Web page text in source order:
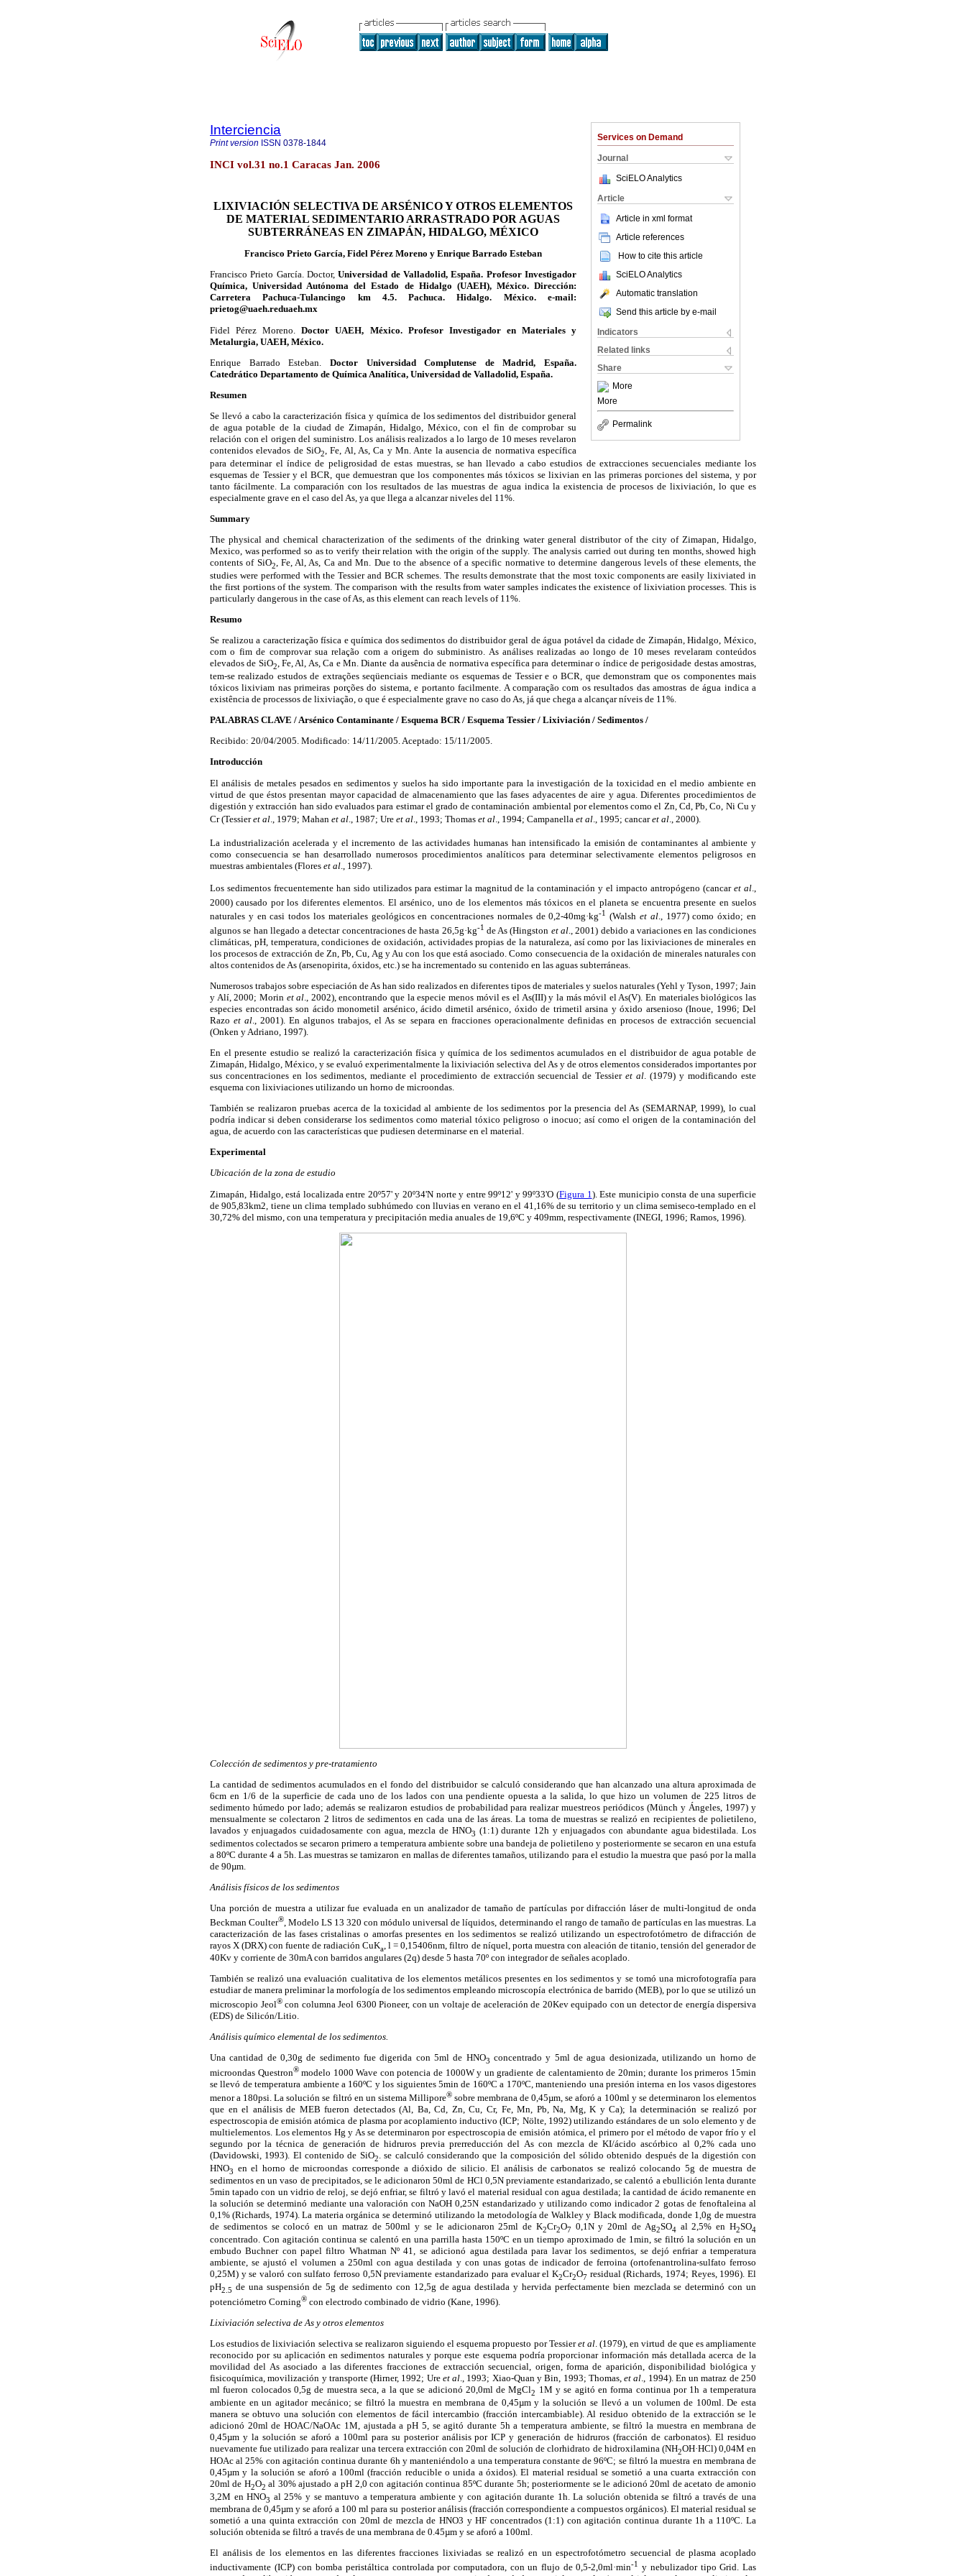
Services on Demand
Journal
SciELO Analytics
Article
Article in xml format
Article references
How to cite this article
SciELO Analytics
Automatic translation
Send this article by e-mail
Indicators
Related links
Share
More
More
Permalink
Interciencia
Print version ISSN 0378-1844
INCI vol.31 no.1 Caracas Jan. 2006
LIXIVIACIÓN SELECTIVA DE ARSÉNICO Y OTROS ELEMENTOS
DE MATERIAL SEDIMENTARIO ARRASTRADO POR AGUAS
SUBTERRÁNEAS EN ZIMAPÁN, HIDALGO, MÉXICO
Francisco Prieto García, Fidel Pérez Moreno y Enrique Barrado Esteban
Francisco Prieto García. Doctor,Universidad de Valladolid, España. Profesor Investigador
Química, Universidad Autónoma del Estado de Hidalgo (UAEH), México. Dirección:
Carretera Pachuca-Tulancingo km 4.5. Pachuca. Hidalgo. México. e-mail:
prietog@uaeh.reduaeh.mx
Fidel Pérez Moreno.Doctor UAEH, México. Profesor Investigador en Materiales y
Metalurgia, UAEH, México.
Enrique Barrado Esteban. Doctor Universidad Complutense de Madrid, España.
Catedrático Departamento de Química Analítica, Universidad de Valladolid, España.
Resumen
Se llevó a cabo la caracterización física y química de los sedimentos del distribuidor general
de agua potable de la ciudad de Zimapán, Hidalgo, México, con el fin de comprobar su
relación con el origen del suministro. Los análisis realizados a lo largo de 10 meses revelaron
contenidos elevados de SiO2, Fe, Al, As, Ca y Mn. Ante la ausencia de normativa específica
para determinar el índice de peligrosidad de estas muestras, se han llevado a cabo estudios de extracciones secuenciales mediante los
esquemas de Tessier y el BCR, que demuestran que los componentes más tóxicos se lixivian en las primeras porciones del sistema, y por
tanto fácilmente. La comparación con los resultados de las muestras de agua indica la existencia de procesos de lixiviación, lo que es
especialmente grave en el caso del As, ya que llega a alcanzar niveles del 11%.
Summary
The physical and chemical characterization of the sediments of the drinking water general distributor of the city of Zimapan, Hidalgo,
Mexico, was performed so as to verify their relation with the origin of the supply. The analysis carried out during ten months, showed high
contents of SiO2, Fe, Al, As, Ca and Mn. Due to the absence of a specific normative to determine dangerous levels of these elements, the
studies were performed with the Tessier and BCR schemes. The results demonstrate that the most toxic components are easily lixiviated in
the first portions of the system. The comparison with the results from water samples indicates the existence of lixiviation processes. This is
particularly dangerous in the case of As, as this element can reach levels of 11%.
Resumo
Se realizou a caracterização física e química dos sedimentos do distribuidor geral de água potável da cidade de Zimapán, Hidalgo, México,
com o fim de comprovar sua relação com a origem do subministro. As análises realizadas ao longo de 10 meses revelaram conteúdos
elevados de SiO2, Fe, Al, As, Ca e Mn. Diante da ausência de normativa específica para determinar o índice de perigosidade destas amostras,
tem-se realizado estudos de extrações seqüenciais mediante os esquemas de Tessier e o BCR, que demonstram que os componentes mais
tóxicos lixiviam nas primeiras porções do sistema, e portanto facilmente. A comparação com os resultados das amostras de água indica a
existência de processos de lixiviação, o que é especialmente grave no caso do As, já que chega a alcançar níveis de 11%.
PALABRAS CLAVE / Arsénico Contaminante / Esquema BCR / Esquema Tessier / Lixiviación / Sedimentos /
Recibido: 20/04/2005. Modificado: 14/11/2005. Aceptado: 15/11/2005.
Introducción
El análisis de metales pesados en sedimentos y suelos ha sido importante para la investigación de la toxicidad en el medio ambiente en
virtud de que éstos presentan mayor capacidad de almacenamiento que las fases adyacentes de aire y agua. Diferentes procedimientos de
digestión y extracción han sido evaluados para estimar el grado de contaminación ambiental por elementos como el Zn, Cd, Pb, Co, Ni Cu y
Cr (Tessieret al ., 1979; Mahan et al ., 1987; Ure et al ., 1993; Thomas et al ., 1994; Campanella et al ., 1995; cancaret al ., 2000).
La industrialización acelerada y el incremento de las actividades humanas han intensificado la emisión de contaminantes al ambiente y
como consecuencia se han desarrollado numerosos procedimientos analíticos para determinar selectivamente elementos peligrosos en
muestras ambientales (Flores et al ., 1997).
Los sedimentos frecuentemente han sido utilizados para estimar la magnitud de la contaminación y el impacto antropógeno (cancaret al
2000) causado por los diferentes elementos. El arsénico, uno de los elementos más tóxicos en el planeta se encuentra presente en suelos
naturales y en casi todos los materiales geológicos en concentraciones normales de 0,2-40mg·kg-1 (Walshet al., 1977) como óxido; en
algunos se han llegado a detectar concentraciones de hasta 26,5g·kg-1 de As (Hingston et al ., 2001) debido a variaciones en las condiciones
climáticas, pH, temperatura, condiciones de oxidación, actividades propias de la naturaleza, así como por las lixiviaciones de minerales en
los procesos de extracción de Zn, Pb, Cu, Ag y Au con los que está asociado. Como consecuencia de la oxidación de minerales naturales con
altos contenidos de As (arsenopirita, óxidos, etc.) se ha incrementado su contenido en las aguas subterráneas.
Numerosos trabajos sobre especiación de As han sido realizados en diferentes tipos de materiales y suelos naturales (Yehl y Tyson, 1997; Jain
y Alí, 2000; Morin et al ., 2002), encontrando que la especie menos móvil es el As(III) y la más móvil el As(V). En materiales biológicos las
especies encontradas son ácido monometil arsénico, ácido dimetil arsénico, óxido de trimetil arsina y óxido arsenioso (Inoue, 1996; Del
Razoet al ., 2001). En algunos trabajos, el As se separa en fracciones operacionalmente definidas en procesos de extracción secuencial
(Onken y Adriano, 1997).
En el presente estudio se realizó la caracterización física y química de los sedimentos acumulados en el distribuidor de agua potable de
Zimapán, Hidalgo, México, y se evaluó experimentalmente la lixiviación selectiva del As y de otros elementos considerados importantes por
sus concentraciones en los sedimentos, mediante el procedimiento de extracción secuencial de Tessieret al . (1979) y modificando este
esquema con lixiviaciones utilizando un horno de microondas.
También se realizaron pruebas acerca de la toxicidad al ambiente de los sedimentos por la presencia del As (SEMARNAP, 1999), lo cual
podría indicar si deben considerarse los sedimentos como material tóxico peligroso o inocuo; así como el origen de la contaminación del
agua, de acuerdo con las características que pudiesen determinarse en el material.
Experimental
Ubicación de la zona de estudio
Zimapán, Hidalgo, está localizada entre 20º57' y 20º34'N norte y entre 99º12' y 99º33'O (Figura 1 ). Este municipio consta de una superficie
de 905,83km2, tiene un clima templado subhúmedo con lluvias en verano en el 41,16% de su territorio y un clima semiseco-templado en el
30,72% del mismo, con una temperatura y precipitación media anuales de 19,6ºC y 409mm, respectivamente (INEGI, 1996; Ramos, 1996).
Colección de sedimentos y pre-tratamiento
La cantidad de sedimentos acumulados en el fondo del distribuidor se calculó considerando que han alcanzado una altura aproximada de
6cm en 1/6 de la superficie de cada uno de los lados con una pendiente opuesta a la salida, lo que hizo un volumen de 225 litros de
sedimento húmedo por lado; además se realizaron estudios de probabilidad para realizar muestreos periódicos (Münch y Ángeles, 1997) y
mensualmente se colectaron 2 litros de sedimentos en cada una de las áreas. La toma de muestras se realizó en recipientes de polietileno,
lavados y enjuagados cuidadosamente con agua, mezcla de HNO3 (1:1) durante 12h y enjuagados con abundante agua bidestilada. Los
sedimentos colectados se secaron primero a temperatura ambiente sobre una bandeja de polietileno y posteriormente se secaron en una estufa
a 80ºC durante 4 a 5h. Las muestras se tamizaron en mallas de diferentes tamaños, utilizando para el estudio la muestra que pasó por la malla
de 90µm.
Análisis físicos de los sedimentos
Una porción de muestra a utilizar fue evaluada en un analizador de tamaño de partículas por difracción láser de multi-longitud de onda
Beckman Coulter® , Modelo LS 13 320 con módulo universal de líquidos, determinando el rango de tamaño de partículas en las muestras. La
caracterización de las fases cristalinas o amorfas presentes en los sedimentos se realizó utilizando un espectrofotómetro de difracción de
rayos X (DRX) con fuente de radiación CuKa ,l= 0,15406nm, filtro de níquel, porta muestra con aleación de titanio, tensión del generador de
40Kv y corriente de 30mA con barridos angulares (2q) desde 5 hasta 70º con integrador de señales acoplado.
También se realizó una evaluación cualitativa de los elementos metálicos presentes en los sedimentos y se tomó una microfotografía para
estudiar de manera preliminar la morfología de los sedimentos empleando microscopía electrónica de barrido (MEB), por lo que se utilizó un
microscopio Jeol®con columna Jeol 6300 Pioneer, con un voltaje de aceleración de 20Kev equipado con un detector de energía dispersiva
(EDS) de Silicón/Litio.
Análisis químico elemental de los sedimentos.
Una cantidad de 0,30g de sedimento fue digerida con 5ml de HNO3 concentrado y 5ml de agua desionizada, utilizando un horno de
microondas Questron®modelo 1000 Wave con potencia de 1000W y un gradiente de calentamiento de 20min; durante los primeros 15min
se llevó de temperatura ambiente a 160ºC y los siguientes 5min de 160ºC a 170ºC, manteniendo una presión interna en los vasos digestores
menor a 180psi. La solución se filtró en un sistema Millipore®sobre membrana de 0,45µm, se aforó a 100ml y se determinaron los elementos
que en el análisis de MEB fueron detectados (Al, Ba, Cd, Zn, Cu, Cr, Fe, Mn, Pb, Na, Mg, K y Ca); la determinación se realizó por
espectroscopia de emisión atómica de plasma por acoplamiento inductivo (ICP; Nölte, 1992) utilizando estándares de un solo elemento y de
multielementos. Los elementos Hg y As se determinaron por espectroscopia de emisión atómica, el primero por el método de vapor frío y el
segundo por la técnica de generación de hidruros previa prerreducción del As con mezcla de KI/ácido ascórbico al 0,2% cada uno
(Davidowski, 1993). El contenido de SiO2. se calculó considerando que la composición del sólido obtenido después de la digestión con
HNO3 en el horno de microondas corresponde a dióxido de silicio. El análisis de carbonatos se realizó colocando 5g de muestra de
sedimentos en un vaso de precipitados, se le adicionaron 50ml de HCl 0,5N previamente estandarizado, se calentó a ebullición lenta durante
5min tapado con un vidrio de reloj, se dejó enfriar, se filtró y lavó el material residual con agua destilada; la cantidad de ácido remanente en
la solución se determinó mediante una valoración con NaOH 0,25N estandarizado y utilizando como indicador 2 gotas de fenoftaleina al
0,1% (Richards, 1974). La materia orgánica se determinó utilizando la metodología de Walkley y Black modificada, donde 1,0g de muestra
de sedimentos se colocó en un matraz de 500ml y se le adicionaron 25ml de K2Cr2O70,1N y 20ml de Ag2SO4 al 2,5% en H2SO4
concentrado. Con agitación continua se calentó en una parrilla hasta 150ºC en un tiempo aproximado de 1min, se filtró la solución en un
embudo Buchner con papel filtro Whatman Nº 41, se adicionó agua destilada para lavar los sedimentos, se dejó enfriar a temperatura
ambiente, se ajustó el volumen a 250ml con agua destilada y con unas gotas de indicador de ferroina (ortofenantrolina-sulfato ferroso
0,25M) y se valoró con sulfato ferroso 0,5N previamente estandarizado para evaluar el K2Cr2O7residual (Richards, 1974; Reyes, 1996). El
pH2.5 de una suspensión de 5g de sedimento con 12,5g de agua destilada y hervida perfectamente bien mezclada se determinó con un
potenciómetro Corning® con electrodo combinado de vidrio (Kane, 1996).
Lixiviación selectiva de As y otros elementos
Los estudios de lixiviación selectiva se realizaron siguiendo el esquema propuesto por Tessieret al . (1979), en virtud de que es ampliamente
reconocido por su aplicación en sedimentos naturales y porque este esquema podría proporcionar información más detallada acerca de la
movilidad del As asociado a las diferentes fracciones de extracción secuencial, origen, forma de aparición, disponibilidad biológica y
fisicoquímica, movilización y transporte (Hirner, 1992; Ure et al ., 1993; Xiao-Quan y Bin, 1993; Thomas,et al ., 1994). En un matraz de 250
ml fueron colocados 0,5g de muestra seca, a la que se adicionó 20,0ml de MgCl2 1M y se agitó en forma continua por 1h a temperatura
ambiente en un agitador mecánico; se filtró la muestra en membrana de 0,45µm y la solución se llevó a un volumen de 100ml. De esta
manera se obtuvo una solución con elementos de fácil intercambio (fracción intercambiable). Al residuo obtenido de la extracción se le
adicionó 20ml de HOAC/NaOAc 1M, ajustada a pH 5, se agitó durante 5h a temperatura ambiente, se filtró la muestra en membrana de
0,45µm y la solución se aforó a 100ml para su posterior análisis por ICP y generación de hidruros (fracción de carbonatos). El residuo
nuevamente fue utilizado para realizar una tercera extracción con 20ml de solución de clorhidrato de hidroxilamina (NH2OH·HCl) 0,04M en
HOAc al 25% con agitación continua durante 6h y manteniéndolo a una temperatura constante de 96ºC; se filtró la muestra en membrana de
0,45µm y la solución se aforó a 100ml (fracción reducible o unida a óxidos). El material residual se sometió a una cuarta extracción con
20ml de H2O2 al 30% ajustado a pH 2,0 con agitación continua 85ºC durante 5h; posteriormente se le adicionó 20ml de acetato de amonio
3,2M en HNO3 al 25% y se mantuvo a temperatura ambiente y con agitación durante 1h. La solución obtenida se filtró a través de una
membrana de 0,45µm y se aforó a 100 ml para su posterior análisis (fracción correspondiente a compuestos orgánicos). El material residual se
sometió a una quinta extracción con 20ml de mezcla de HNO3 y HF concentrados (1:1) con agitación continua durante 1h a 110ºC. La
solución obtenida se filtró a través de una membrana de 0.45µm y se aforó a 100ml.
El análisis de los elementos en las diferentes fracciones lixiviadas se realizó en un espectrofotómetro secuencial de plasma acoplado
inductivamente (ICP) con bomba peristáltica controlada por computadora, con un flujo de 0,5-2,0ml·min-1 y nebulizador tipo Grid. Las